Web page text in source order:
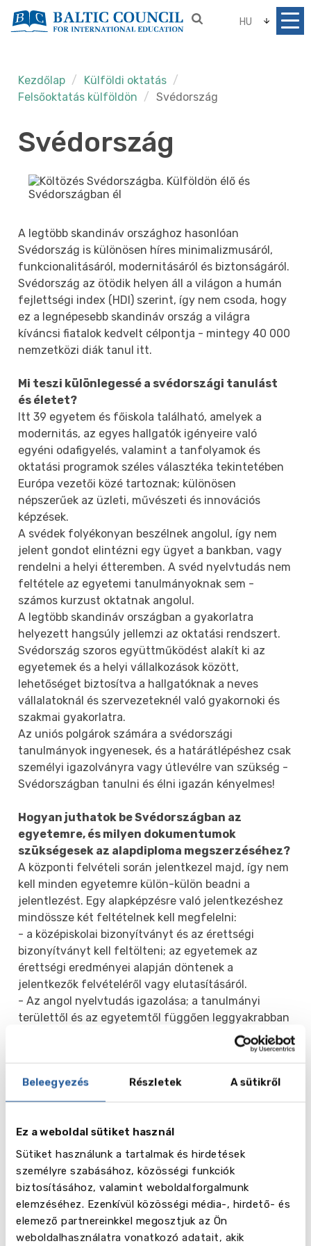
Beleegyezés Részletek A sütikről
Ez a weboldal sütiket használ
Sütiket használunk a tartalmak és hirdetések
személyre szabásához, közösségi funkciók
biztosításához, valamint weboldalforgalmunk
elemzéséhez. Ezenkívül közösségi média-, hirdető- és
elemező partnereinkkel megosztjuk az Ön
weboldalhasználatra vonatkozó adatait, akik
HU
Kezdőlap
Külföldi oktatás
Felsőoktatás külföldön
Svédország
Svédország
A legtöbb skandináv országhoz hasonlóan
Svédország is különösen híres minimalizmusáról,
funkcionalitásáról, modernitásáról és biztonságáról.
Svédország az ötödik helyen áll a világon a humán
fejlettségi index (HDI) szerint, így nem csoda, hogy
ez a legnépesebb skandináv ország a világra
kíváncsi fiatalok kedvelt célpontja - mintegy 40 000
nemzetközi diák tanul itt.
Mi teszi különlegessé a svédországi tanulást
és életet?
Itt 39 egyetem és főiskola található, amelyek a
modernitás, az egyes hallgatók igényeire való
egyéni odafigyelés, valamint a tanfolyamok és
oktatási programok széles választéka tekintetében
Európa vezetői közé tartoznak; különösen
népszerűek az üzleti, művészeti és innovációs
képzések.
A svédek folyékonyan beszélnek angolul, így nem
jelent gondot elintézni egy ügyet a bankban, vagy
rendelni a helyi étteremben. A svéd nyelvtudás nem
feltétele az egyetemi tanulmányoknak sem -
számos kurzust oktatnak angolul.
A legtöbb skandináv országban a gyakorlatra
helyezett hangsúly jellemzi az oktatási rendszert.
Svédország szoros együttműködést alakít ki az
egyetemek és a helyi vállalkozások között,
lehetőséget biztosítva a hallgatóknak a neves
vállalatoknál és szervezeteknél való gyakornoki és
szakmai gyakorlatra.
Az uniós polgárok számára a svédországi
tanulmányok ingyenesek, és a határátlépéshez csak
személyi igazolványra vagy útlevélre van szükség -
Svédországban tanulni és élni igazán kényelmes!
Hogyan juthatok be Svédországban az
egyetemre, és milyen dokumentumok
szükségesek az alapdiploma megszerzéséhez?
A központi felvételi során jelentkezel majd, így nem
kell minden egyetemre külön-külön beadni a
jelentlezést. Egy alapképzésre való jelentkezéshez
mindössze két feltételnek kell megfelelni:
- a középiskolai bizonyítványt és az érettségi
bizonyítványt kell feltölteni; az egyetemek az
érettségi eredményei alapján döntenek a
jelentkezők felvételéről vagy elutasításáról.
- Az angol nyelvtudás igazolása; a tanulmányi
területtől és az egyetemtől függően leggyakrabban
Mikor kell jelentkezni a tanulmányokra?
A jelentkezési határidők az egyetemtől és a
általában január közepén járnak le. A felvételi
eredmények már április 16-án várhatóak.
Pénzügyi támogatás
A tandíjmentesség ellenére a Svédországban tanuló
uniós polgárok számos ösztöndíjra, juttatásra és
diákhitelre számíthatnak, amelyeket a kormány, az